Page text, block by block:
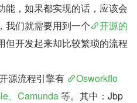
能，如果都实现的话，应该会
我们就需要用到一个
开源的
但开发起来却比较繁琐的流程
开源流程引擎有
Osworkflo
、Camunda 等。其中：Jbp